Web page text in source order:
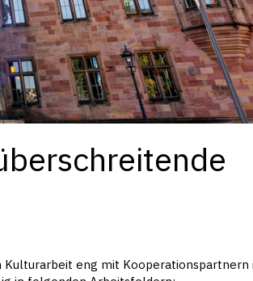
Kulturarbeit eng mit Kooperationspartnern